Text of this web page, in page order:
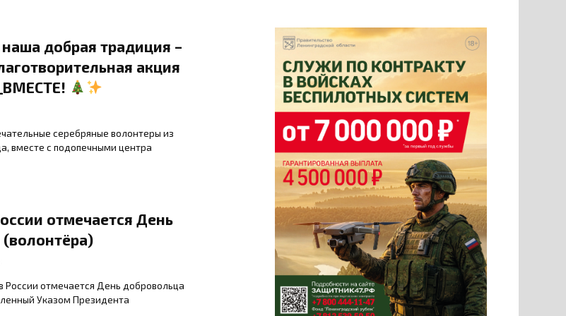
добрая традиция –
акция
серебряные волонтеры из
вместе с подопечными центра
отмечается День
России отмечается День добровольца
Указом Президента